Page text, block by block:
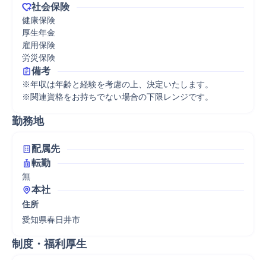
社会保険
健康保険
厚生年金
雇用保険
労災保険
備考
※年収は年齢と経験を考慮の上、決定いたします。
※関連資格をお持ちでない場合の下限レンジです。
勤務地
配属先
転勤
無
本社
住所
愛知県春日井市
制度・福利厚生